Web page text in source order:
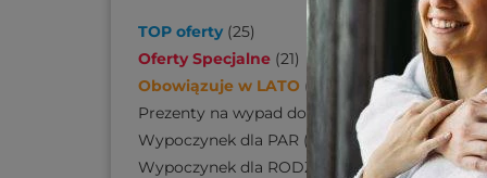
TOP oferty (25)
Oferty Specjalne (21)
Obowiązuje w LATO (
Prezenty na wypad do SPA
110)
Wypoczynek dla PAR (
Wypoczynek dla RODZINY
139)